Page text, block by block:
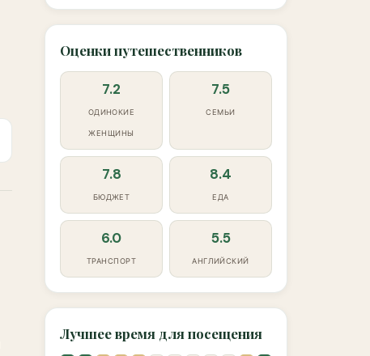
Оценки путешественников
7.2
ОДИНОКИЕ
ЖЕНЩИНЫ
7.5
СЕМЬИ
7.8
БЮДЖЕТ
8.4
ЕДА
6.0
ТРАНСПОРТ
5.5
АНГЛИЙСКИЙ
Лучшее время для посещения